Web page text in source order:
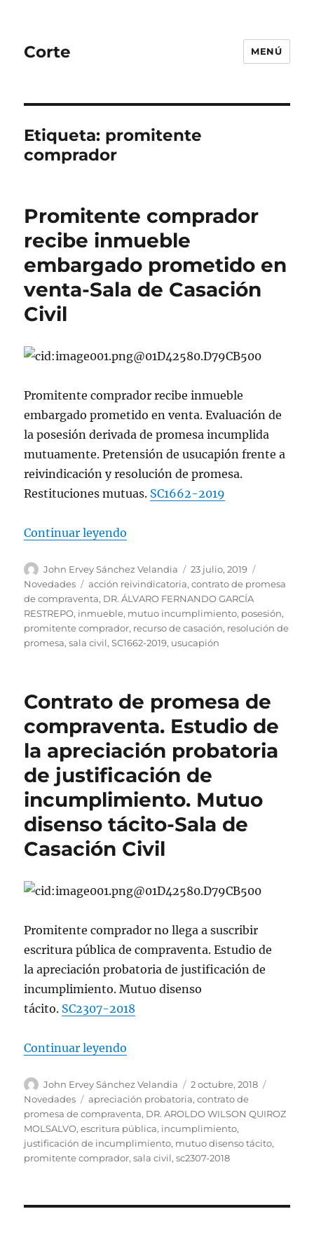
Corte MENÚ
Etiqueta: promitente
comprador
Promitente comprador
recibe inmueble
embargado prometido en
venta-Sala de Casación
Civil
Promitente comprador recibe inmueble
embargado prometido en venta. Evaluación de
la posesión derivada de promesa incumplida
mutuamente. Pretensión de usucapión frente a
reivindicación y resolución de promesa.
Restituciones mutuas. SC1662-2019
Continuar leyendo
Autor
John Ervey Sánchez Velandia
Publicado
el
23 julio, 2019
Novedades
Etiquetas
acción reivindicatoria,contrato de promesa
de compraventa, DR. ÁLVARO FERNANDO GARCÍA
RESTREPO, inmueble, mutuo incumplimiento, posesión,
promitente comprador, recurso de casación, resolución de
promesa,sala civil,SC1662-2019, usucapión
Contrato de promesa de
compraventa. Estudio de
la apreciación probatoria
de justificación de
incumplimiento. Mutuo
disenso tácito-Sala de
Casación Civil
Promitente comprador no llega a suscribir
escritura pública de compraventa. Estudio de
la apreciación probatoria de justificación de
incumplimiento. Mutuo disenso
tácito. SC2307-2018
Continuar leyendo
Autor
John Ervey Sánchez Velandia
Publicado
el
2 octubre, 2018
Novedades
Etiquetas
apreciación probatoria,contrato de
promesa de compraventa, DR. AROLDO WILSON QUIROZ
MOLSALVO,escritura pública, incumplimiento,
justificación de incumplimiento, mutuo disenso tácito,
promitente comprador,sala civil,sc2307-2018